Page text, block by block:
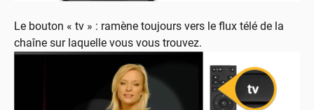
Le bouton « tv » : ramène toujours vers le flux télé de la
chaîne sur laquelle vous vous trouvez.